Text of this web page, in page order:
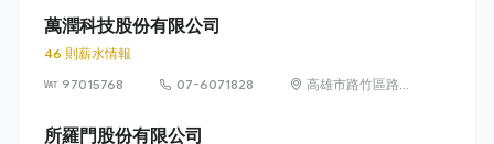
萬潤科技股份有限公司
46 則薪水情報
97015768
07-6071828
高雄市路竹區路科
所羅門股份有限公司